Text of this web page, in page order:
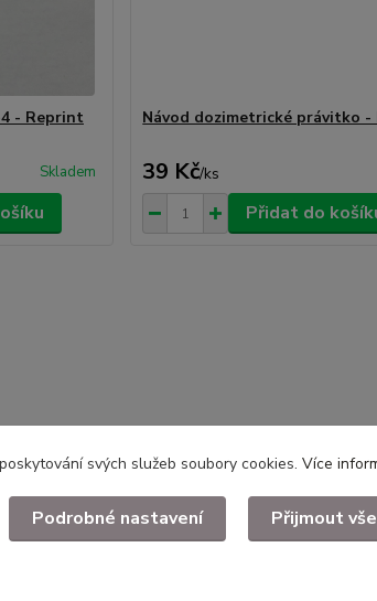
- Reprint
Skladem
Návod dozimetrické právitko -
39 Kč/ks
Přidat do
svých služeb soubory cookies. Více
Podrobné nastavení Přijmout